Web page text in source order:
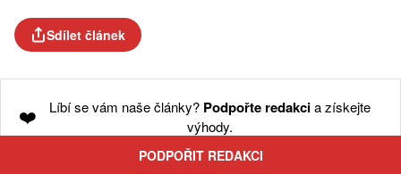
Sdílet článek
❤️ Líbí se vám naše články? Podpořte redakcia získejte
výhody.
PODPOŘIT REDAKCI